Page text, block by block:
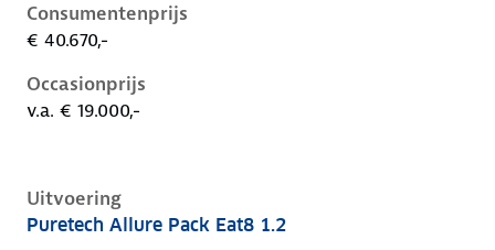
Consumentenprijs
€ 40.670,-
Occasionprijs
v.a. € 19.000,-
Uitvoering
Peugeot 408 i, 1.2, 96 kW, Benzine, 5 deuren
Puretech Allure Pack Eat8 1.2